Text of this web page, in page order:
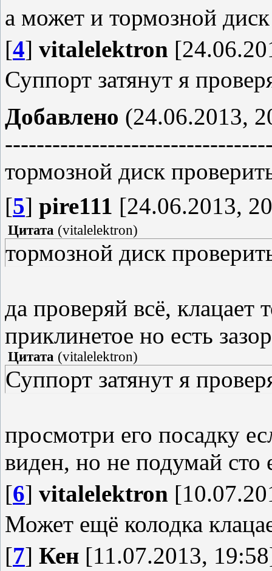
а может и тормозной диск
[4] vitalelektron
Суппорт затянут я
Добавлено (24.06.2013,
тормозной диск
[5] pire111 [24.06.2013,
Цитата (vitalelektron)
тормозной диск
да проверяй всё, клацает
приклинетое но есть
Цитата (vitalelektron)
Суппорт затянут я
просмотри его посадку
виден, но не подумай сто
[6] vitalelektron
Может ещё колодка
[7] Кен [11.07.2013,